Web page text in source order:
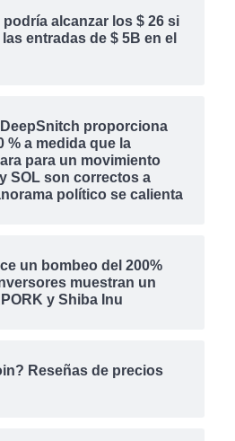
podría alcanzar los $ 26 si
entradas de $ 5B en el
proporciona
% a medida que la
para un movimiento
SOL son correctos a
político se calienta
un bombeo del 200%
muestran un
y Shiba Inu
Reseñas de precios